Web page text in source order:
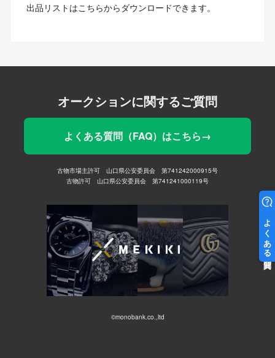
出品リストはこちらからダウンロードできます。
オークションに関するご質問
よくある質問（FAQ）はこちら→
古物市場主許可 山口県公安委員会 第741242000915号
古物許可 山口県公安委員会 第741241000119号
©monobank.co.,ltd